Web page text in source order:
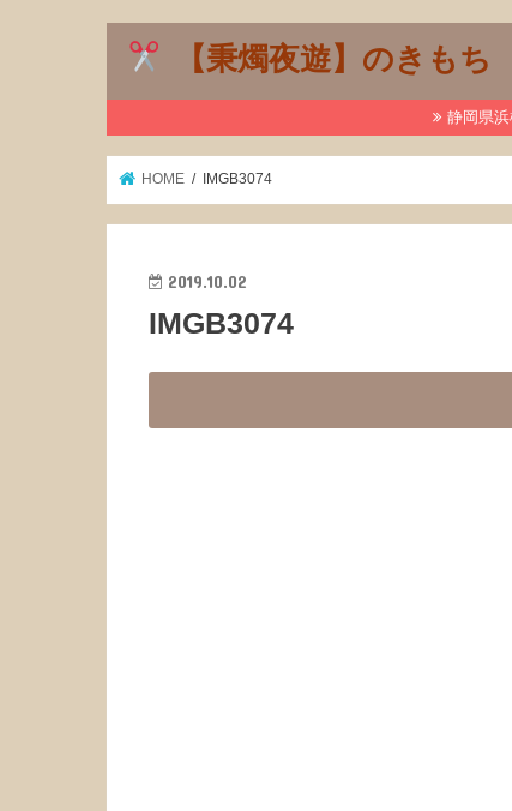
【秉燭夜遊】のきもち
静岡県
HOME IMGB3074
2019.10.02
IMGB3074